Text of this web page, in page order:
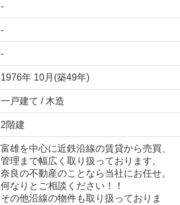
-
-
-
1976年 10月(築49年)
一戸建て / 木造
2階建
富雄を中心に近鉄沿線の賃貸から売買、
管理まで幅広く取り扱っております。
奈良の不動産のことなら当社にお任せ。
何なりとご相談ください！！
その他沿線の物件も取り扱っておりま